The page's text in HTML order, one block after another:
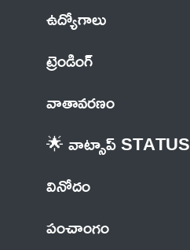
ఉద్యోగాలు
ట్రెండింగ్
వాతావరణం
🌟 వాట్సాప్ STATUS
వినోదం
పంచాంగం